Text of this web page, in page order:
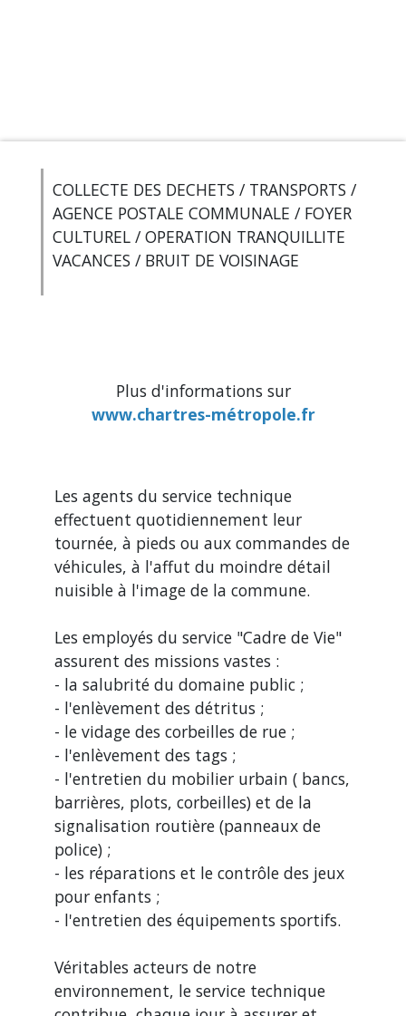
COLLECTE DES DECHETS / TRANSPORTS /
AGENCE POSTALE COMMUNALE / FOYER
CULTUREL / OPERATION TRANQUILLITE
VACANCES / BRUIT DE VOISINAGE
Plus d'informations sur
www.chartres-métropole.fr
Les agents du service technique
effectuent quotidiennement leur
tournée, à pieds ou aux commandes de
véhicules, à l'affut du moindre détail
nuisible à l'image de la commune.
Les employés du service "Cadre de Vie"
assurent des missions vastes :
- la salubrité du domaine public ;
- l'enlèvement des détritus ;
- le vidage des corbeilles de rue ;
- l'enlèvement des tags ;
- l'entretien du mobilier urbain ( bancs,
barrières, plots, corbeilles) et de la
signalisation routière (panneaux de
police) ;
- les réparations et le contrôle des jeux
pour enfants ;
- l'entretien des équipements sportifs.
Véritables acteurs de notre
environnement, le service technique